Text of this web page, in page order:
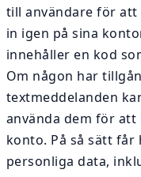
till användare för att
in igen på sina
innehåller en kod
Om någon har
textmeddelanden
använda dem för
konto. På så sätt
personliga data,